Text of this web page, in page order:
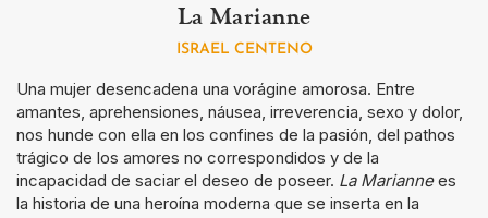
La Marianne
ISRAEL CENTENO
Una mujer desencadena una vorágine amorosa. Entre
amantes, aprehensiones, náusea, irreverencia, sexo y dolor,
nos hunde con ella en los confines de la pasión, del pathos
trágico de los amores no correspondidos y de la
incapacidad de saciar el deseo de poseer. La Mariannees
la historia de una heroína moderna que se inserta en la